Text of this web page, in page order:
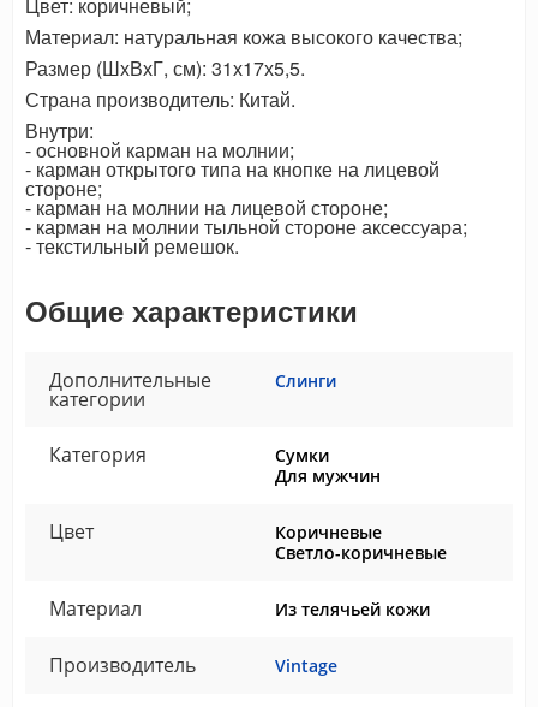
Цвет: коричневый;
Материал: натуральная кожа высокого качества;
Размер (ШхВхГ, см): 31х17х5,5.
Страна производитель: Китай.
Внутри:
- основной карман на молнии;
- карман открытого типа на кнопке на лицевой
стороне;
- карман на молнии на лицевой стороне;
- карман на молнии тыльной стороне аксессуара;
- текстильный ремешок.
Общие характеристики
Дополнительные
категории
Слинги
Категория
Сумки
Для мужчин
Цвет
Коричневые
Светло-коричневые
Материал Из телячьей кожи
Производитель Vintage